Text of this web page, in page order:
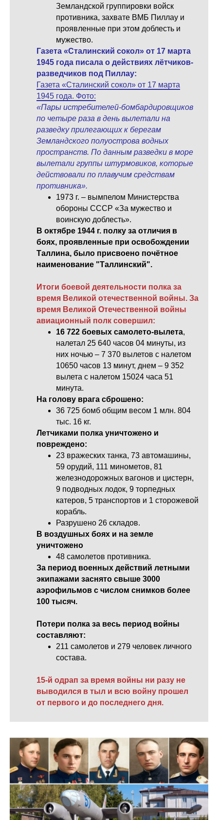
Земландской группировки войск
противника, захвате ВМБ Пиллау и
проявленные при этом доблесть и
мужество.
Газета «Сталинский сокол» от 17 марта
1945 года писала о действиях лётчиков-
разведчиков под Пиллау:
Газета «Сталинский сокол» от 17 марта
1945 года. Фото:
«Пары истребителей-бомбардировщиков
по четыре раза в день вылетали на
разведку прилегающих к берегам
Земландского полуострова водных
пространств. По данным разведки в море
вылетали группы штурмовиков, которые
действовали по плавучим средствам
противника».
1973 г. – вымпелом Министерства
обороны СССР «За мужество и
воинскую доблесть».
В октябре 1944 г. полку за отличия в
боях, проявленные при освобождении
Таллина, было присвоено почётное
наименование "Таллинский".
Итоги боевой деятельности полка за
время Великой отечественной войны. За
время Великой Отечественной войны
авиационный полк совершил:
16 722 боевых самолето-вылета,
налетал 25 640 часов 04 минуты, из
них ночью – 7 370 вылетов с налетом
10650 часов 13 минут, днем – 9 352
вылета с налетом 15024 часа 51
минута.
На голову врага сброшено:
36 725 бомб общим весом 1 млн. 804
тыс. 16 кг.
Летчиками полка уничтожено и
повреждено:
23 вражеских танка, 73 автомашины,
59 орудий, 111 минометов, 81
железнодорожных вагонов и цистерн,
9 подводных лодок, 9 торпедных
катеров, 5 транспортов и 1 сторожевой
корабль.
Разрушено 26 складов.
В воздушных боях и на земле
уничтожено
48 самолетов противника.
За период военных действий летными
экипажами заснято свыше 3000
аэрофильмов с числом снимков более
100 тысяч.
Потери полка за весь период войны
составляют:
211 самолетов и 279 человек личного
состава.
15-й одрап за время войны ни разу не
выводился в тыл и всю войну прошел
от первого и до последнего дня.